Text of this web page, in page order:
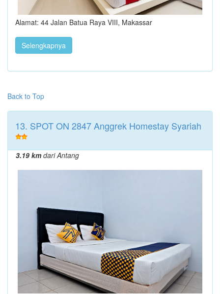
Alamat: 44 Jalan Batua Raya VIII, Makassar
Selengkapnya
Back to Top
13. SPOT ON 2847 Anggrek Homestay Syariah
3.19 kmdari Antang